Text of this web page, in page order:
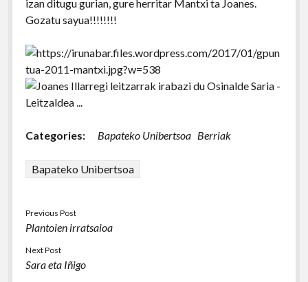
izan ditugu gurian, gure herritar Mantxi ta Joanes.
Gozatu sayua!!!!!!!!
Categories: Bapateko Unibertsoa Berriak
Bapateko Unibertsoa
Previous Post
Plantoien irratsaioa
Next Post
Sara eta Iñigo